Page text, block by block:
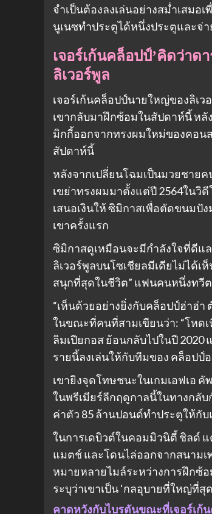
จำเป็นต้องลงเล่นอย่างสม่ำเสม
นูเนซทำประตูได้หนึ่งประตูและจ่
เจอร์เก้นคล็อปป์’คิดว่าด
ลิเวอร์พูล
เจอร์เก้นคล็อปป์นายใหญ่ของลิเ
เขากลับมาฝึกซ้อมในสัปดาห์นี้ หลั
มิกกี้ออกจากทรงผมใหม่ของคอน
สัปดาห์นี้
หลังจากเปลี่ยนโฉมเป็นมวยชาย
เขย่าทรงผมมาตั้งแต่ปี 2564ในวิ
เสนอเงินให้ ซิมิกาสเพื่อตัดขนมปั
เขาครั้งแรก
ซิมิกาสดูเหมือนจะมีกำลังใจที่ดีแ
ลิเวอร์พูลบนโซเชียลมีเดียไม่ได้เ
สนุกที่สุดในชีวิต” แฟนคนหนึ่งทวีต
“เห็นด้วยอย่างยิ่งกับคล็อปป์ฮ่าฮ่
ในขณะที่คนที่สามเขียนว่า: “โหด
ลิมเปียกอส ย้อนกลับไปในปี 2020
รายนี้ลงเล่นให้กับทีมของ คล็อปป์
เขายิงจุดโทษชนะในเกมเอฟเอ
ในพรีเมียร์ลีกฤดูกาลนี้ในทางกลั
ค่าตัว 85 ล้านปอนด์ทำประตูให้กับ
ในการเดบิวต์ในคอมมิวนิตี้ ชิลด์
แมตช์ และโดนไล่ออกจากสนามเ
หมายหลายไมล์ระหว่างการฝึกซ้
ระบุว่าเขาเป็น ‘กลอุบายที่ใหญ่ที่สุ
คาดหวังกับไบรตันขณะที่เจอร์เก้